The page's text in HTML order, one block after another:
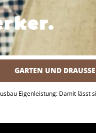
GARTEN UND DRAUSSEN
Eigenleistung: Damit lässt